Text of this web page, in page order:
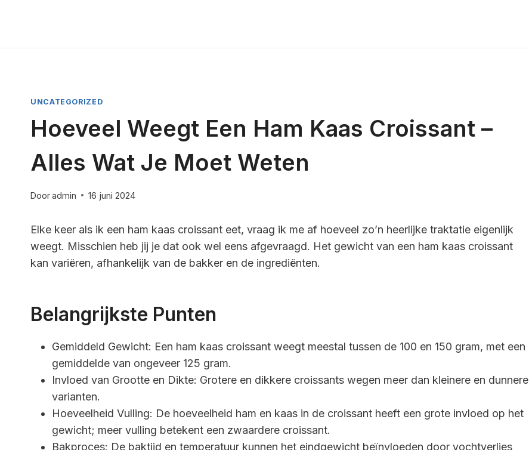
UNCATEGORIZED
Hoeveel Weegt Een Ham Kaas Croissant –
Alles Wat Je Moet Weten
Dooradmin 16 juni 2024
Elke keer als ik een ham kaas croissant eet, vraag ik me af hoeveel zo’n heerlijke traktatie eigenlijk
weegt. Misschien heb jij je dat ook wel eens afgevraagd. Het gewicht van een ham kaas croissant
kan variëren, afhankelijk van de bakker en de ingrediënten.
Belangrijkste Punten
Gemiddeld Gewicht: Een ham kaas croissant weegt meestal tussen de 100 en 150 gram, met een
gemiddelde van ongeveer 125 gram.
Invloed van Grootte en Dikte: Grotere en dikkere croissants wegen meer dan kleinere en dunnere
varianten.
Hoeveelheid Vulling: De hoeveelheid ham en kaas in de croissant heeft een grote invloed op het
gewicht; meer vulling betekent een zwaardere croissant.
Bakproces: De baktijd en temperatuur kunnen het eindgewicht beïnvloeden door vochtverlies